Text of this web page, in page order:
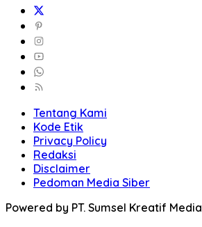
Tentang Kami
Kode Etik
Privacy Policy
Redaksi
Disclaimer
Pedoman Media Siber
Powered by PT. Sumsel Kreatif Media